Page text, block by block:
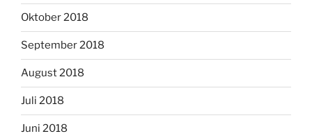
Oktober 2018
September 2018
August 2018
Juli 2018
Juni 2018